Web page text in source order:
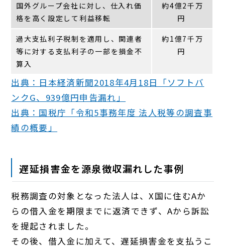
国外グループ会社に対し、仕入れ価
格を高く設定して利益移転
約4億2千万
円
過大支払利子税制を適用し、関連者
等に対する支払利子の一部を損金不
算入
約1億7千万
円
出典：日本経済新聞2018年4月18日「ソフトバ
ンクG、939億円申告漏れ」
出典：国税庁「令和5事務年度 法人税等の調査事
績の概要」
遅延損害金を源泉徴収漏れした事例
税務調査の対象となった法人は、X国に住むAか
らの借入金を期限までに返済できず、Aから訴訟
を提起されました。
その後、借入金に加えて、遅延損害金を支払うこ